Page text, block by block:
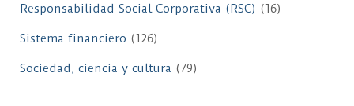
Responsabilidad Social Corporativa (RSC) (16)
Sistema financiero (126)
Sociedad, ciencia y cultura (79)